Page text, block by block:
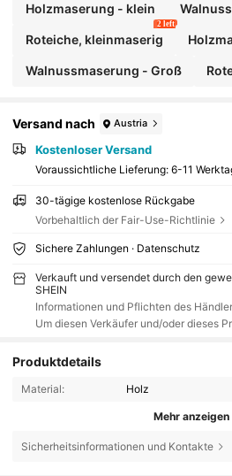
Holzmaserung - klein
Roteiche, kleinmaserig
2 left
Walnussmaserung - Groß
Versand nach Austria
Kostenloser Versand
Voraussichtliche Lieferung: 6-11
30-tägige kostenlose Rückgabe
Vorbehaltlich der Fair-Use-Richtlinie
Sichere Zahlungen · Datenschutz
Verkauft und versendet durch den
SHEIN
Informationen und Pflichten des
Um diesen Verkäufer und/oder dieses
Produktdetails
Material: Holz
Mehr anzeigen
Sicherheitsinformationen und Kontakte